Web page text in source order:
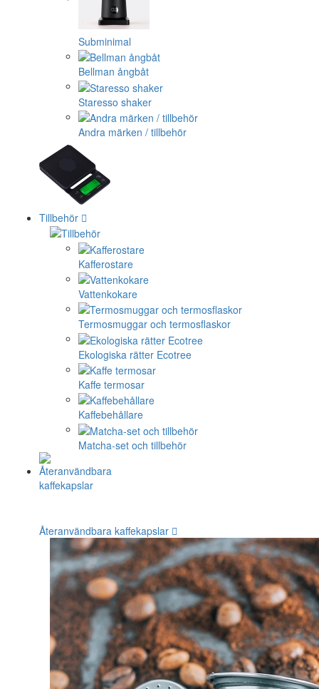
Subminimal
Bellman ångbåt
Staresso shaker
Andra märken / tillbehör
Tillbehör
Kafferostare
Vattenkokare
Termosmuggar och termosflaskor
Ekologiska rätter Ecotree
Kaffe termosar
Kaffebehållare
Matcha-set och tillbehör
Återanvändbara kaffekapslar